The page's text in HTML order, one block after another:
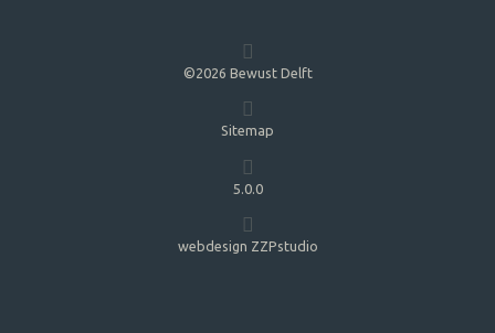
©2026 Bewust Delft
Sitemap
5.0.0
webdesign ZZPstudio